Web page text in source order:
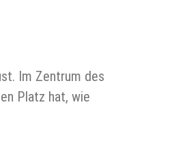
Im Zentrum des
Platz hat, wie